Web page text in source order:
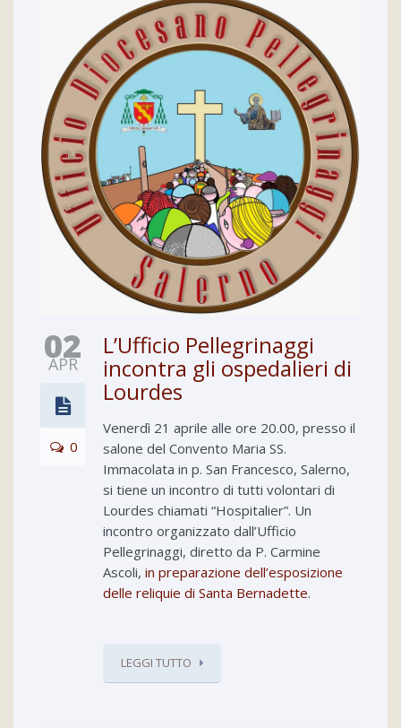
02
APR
0
L’Ufficio Pellegrinaggi
incontra gli ospedalieri di
Lourdes
Venerdì 21 aprile alle ore 20.00, presso il
salone del Convento Maria SS.
Immacolata in p. San Francesco, Salerno,
si tiene un incontro di tutti volontari di
Lourdes chiamati “Hospitalier”. Un
incontro organizzato dall’Ufficio
Pellegrinaggi, diretto da P. Carmine
Ascoli, in preparazione dell’esposizione
delle reliquie di Santa Bernadette.
LEGGI TUTTO